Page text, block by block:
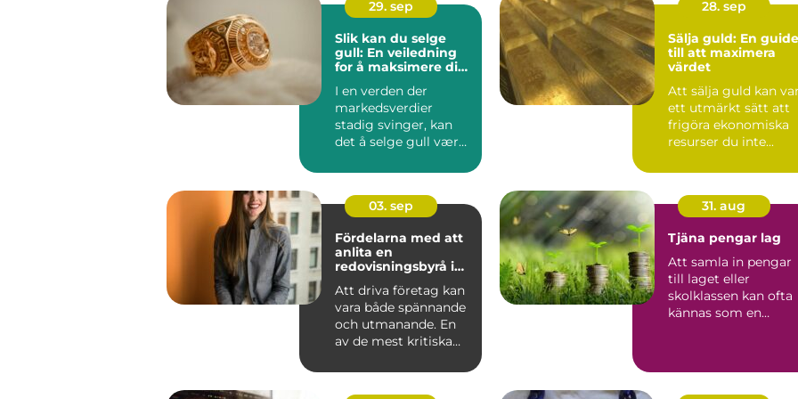
29. sep
Slik kan du selge
gull: En veiledning
for å maksimere din
I en verden der
markedsverdier
stadig svinger, kan
det å selge gull være
28. sep
Sälja guld: En guide
till att maximera
värdet
Att sälja guld kan
ett utmärkt sätt att
frigöra ekonomiska
resurser du inte...
03. sep
Fördelarna med att
anlita en
redovisningsbyrå i
Att driva företag kan
vara både spännande
och utmanande. En
av de mest kritiska
31. aug
Tjäna pengar lag
Att samla in pengar
till laget eller
skolklassen kan ofta
kännas som en